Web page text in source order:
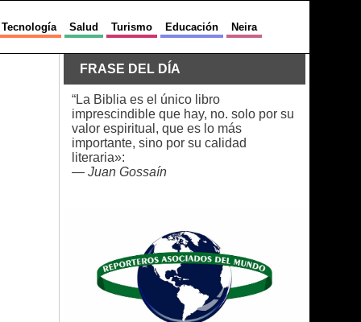
Tecnología Salud Turismo Educación Neira
FRASE DEL DÍA
“La Biblia es el único libro
imprescindible que hay, no. solo por su
valor espiritual, que es lo más
importante, sino por su calidad
literaria»:
— Juan Gossaín